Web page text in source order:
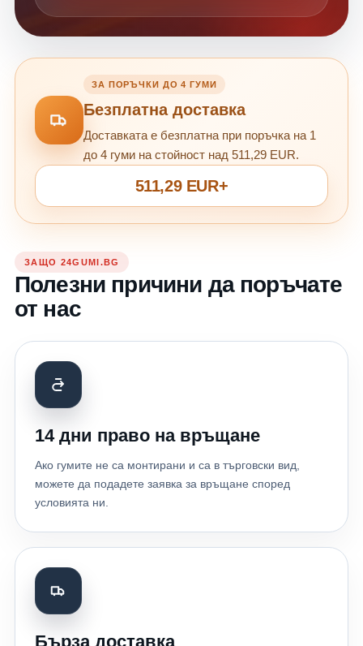
ЗА ПОРЪЧКИ ДО 4 ГУМИ
Безплатна доставка
Доставката е безплатна при поръчка на 1
до 4 гуми на стойност над 511,29 EUR.
511,29 EUR+
ЗАЩО 24GUMI.BG
Полезни причини да поръчате
от нас
14 дни право на връщане
Ако гумите не са монтирани и са в търговски вид,
можете да подадете заявка за връщане според
условията ни.
Бърза доставка